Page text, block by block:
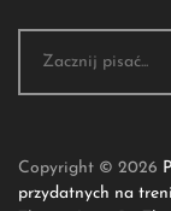
Copyright © 2026
przydatnych na